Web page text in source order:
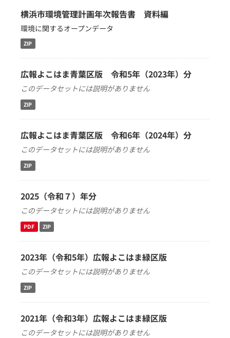
横浜市環境管理計画年次報告書 資料編
環境に関するオープンデータ
ZIP
広報よこはま青葉区版 令和5年（2023年）分
このデータセットには説明がありません
ZIP
広報よこはま青葉区版 令和6年（2024年）分
このデータセットには説明がありません
ZIP
2025（令和７）年分
このデータセットには説明がありません
PDF ZIP
2023年（令和5年）広報よこはま緑区版
このデータセットには説明がありません
ZIP
2021年（令和3年）広報よこはま緑区版
このデータセットには説明がありません